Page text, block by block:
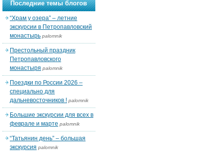
Последние темы блогов
“Храм у озера” – летние
экскурсии в Петропавловский
монастырь palomnik
Престольный праздник
Петропавловского
монастыря palomnik
Поездки по России 2026 –
специально для
дальневосточников ! palomnik
Большие экскурсии для всех в
феврале и марте palomnik
“Татьянин день” – большая
экскурсия palomnik